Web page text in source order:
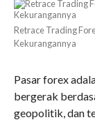
Retrace Trading
Kekurangannya
Pasar forex
bergerak
geopolitik, dan